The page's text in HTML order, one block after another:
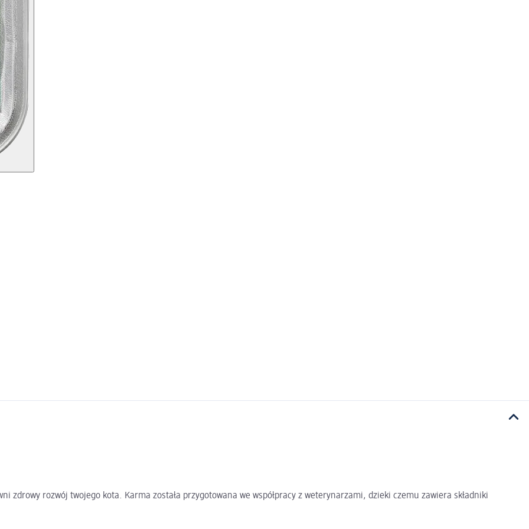
zdrowy rozwój twojego kota. Karma została przygotowana we współpracy z weterynarzami, dzieki czemu zawiera składniki